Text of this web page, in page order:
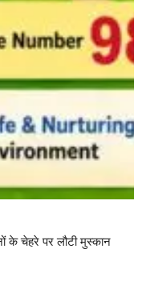
के चेहरे पर लौटी मुस्कान